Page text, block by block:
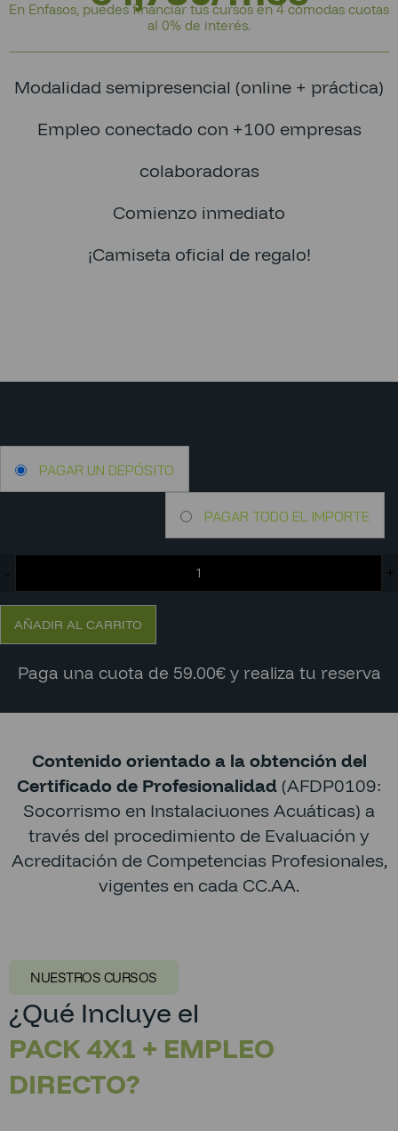
En Enfasos, puedes financiar tus cursos en 4 cómodas cuotas
al 0% de interés.
Modalidad semipresencial (online + práctica)
Empleo conectado con +100 empresas
colaboradoras
Comienzo inmediato
¡Camiseta oficial de regalo!
PAGAR UN DEPÓSITO
PAGAR TODO EL IMPORTE
- +
AÑADIR AL CARRITO
Paga una cuota de 59.00€ y realiza tu reserva
Contenido orientado a la obtención del
Certificado de Profesionalidad (AFDP0109:
Socorrismo en Instalaciuones Acuáticas) a
través del procedimiento de Evaluación y
Acreditación de Competencias Profesionales,
vigentes en cada CC.AA.
NUESTROS CURSOS
¿Qué Incluye el
PACK 4X1 + EMPLEO
DIRECTO?